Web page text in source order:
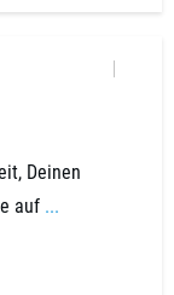
Deinen
auf ...